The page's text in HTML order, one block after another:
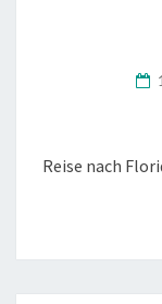
Reise nach